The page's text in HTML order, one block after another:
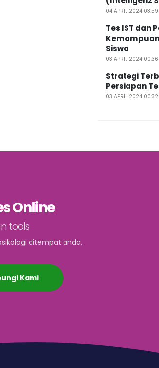
04 APRIL 2024 03:59
Tes IST dan
Siswa
03 APRIL 2024 00:36
Strategi
Persiapan
03 APRIL 2024 00:32
Online
tools
ditempat anda.
Kami